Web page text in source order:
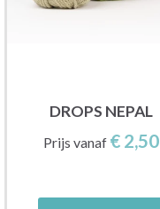
DROPS NEPAL
Prijs vanaf € 2,50